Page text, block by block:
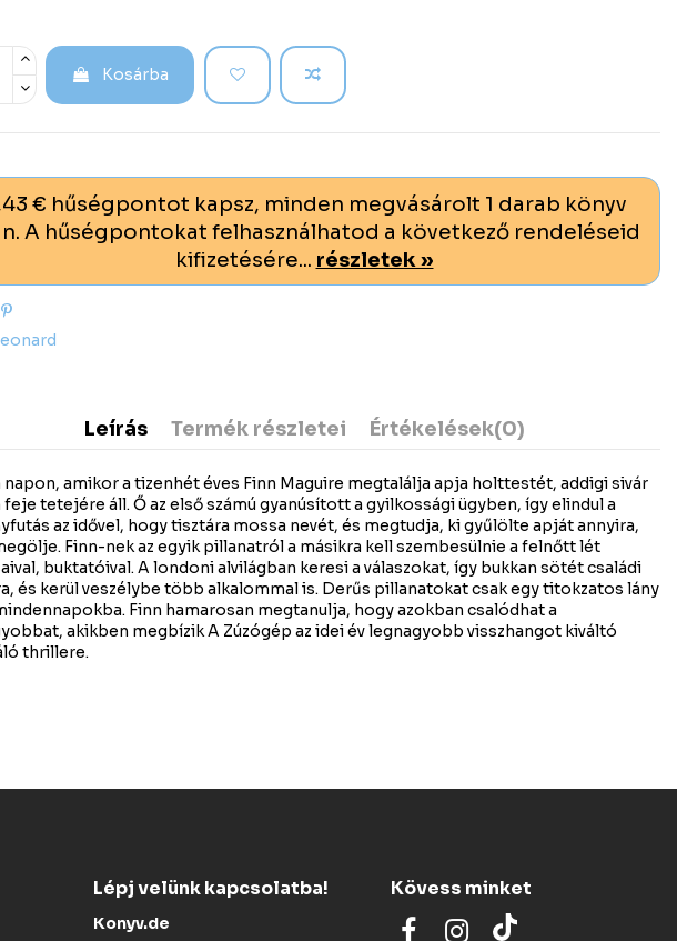
Kosárba
€ hűségpontot kapsz, minden megvásárolt 1 darab könyv
A hűségpontokat felhasználhatod a következő rendeléseid
kifizetésére... részletek »
Leírás Termék részletei Értékelések(0)
napon, amikor a tizenhét éves Finn Maguire megtalálja apja holttestét, addigi sivár
feje tetejére áll. Ő az első számú gyanúsított a gyilkossági ügyben, így elindul a
az idővel, hogy tisztára mossa nevét, és megtudja, ki gyűlölte apját annyira,
Finn-nek az egyik pillanatról a másikra kell szembesülnie a felnőtt lét
buktatóival. A londoni alvilágban keresi a válaszokat, így bukkan sötét családi
és kerül veszélybe több alkalommal is. Derűs pillanatokat csak egy titokzatos lány
Finn hamarosan megtanulja, hogy azokban csalódhat a
akikben megbízik A Zúzógép az idei év legnagyobb visszhangot kiváltó
thrillere.
Lépj velünk kapcsolatba!
Konyv.de
Kövess minket